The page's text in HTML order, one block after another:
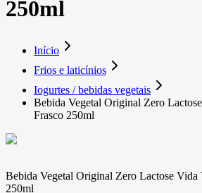
250ml
Início
Frios e laticínios
Iogurtes / bebidas vegetais
Bebida Vegetal Original Zero
Frasco 250ml
Bebida Vegetal Original Zero Lactose Vida
250ml